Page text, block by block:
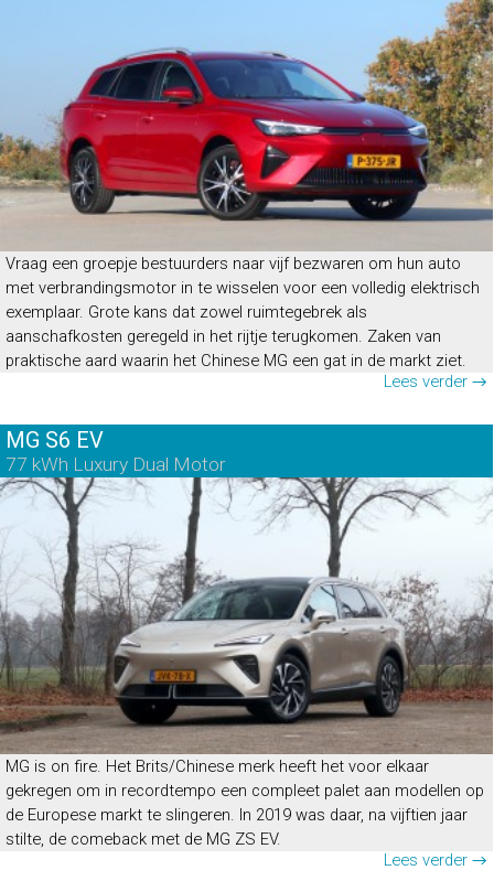
Vraag een groepje bestuurders naar vijf bezwaren om hun auto
met verbrandingsmotor in te wisselen voor een volledig elektrisch
exemplaar. Grote kans dat zowel ruimtegebrek als
aanschafkosten geregeld in het rijtje terugkomen. Zaken van
praktische aard waarin het Chinese MG een gat in de markt ziet.
Lees verder →
MG S6 EV
77 kWh Luxury Dual Motor
MG is on fire. Het Brits/Chinese merk heeft het voor elkaar
gekregen om in recordtempo een compleet palet aan modellen op
de Europese markt te slingeren. In 2019 was daar, na vijftien jaar
stilte, de comeback met de MG ZS EV.
Lees verder →